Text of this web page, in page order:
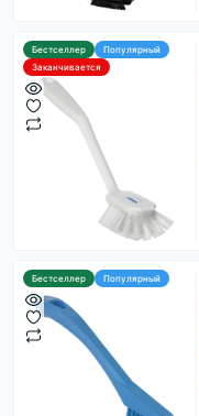
Бестселлер
Популярный
Заканчивается
Бестселлер Популярный